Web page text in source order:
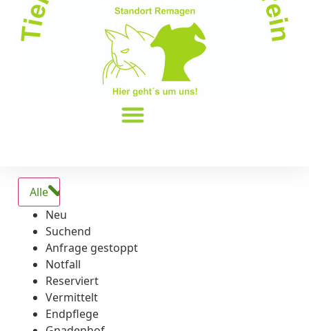
Alle
Neu
Suchend
Anfrage gestoppt
Notfall
Reserviert
Vermittelt
Endpflege